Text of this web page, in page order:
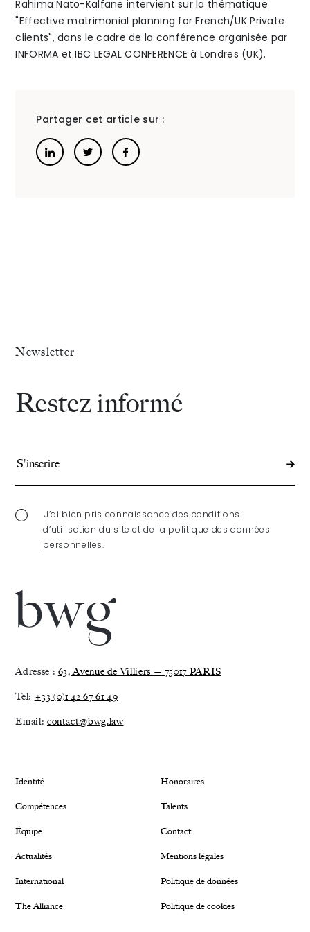
The Alliance
Talents Contact
la
GPA
Rahima Nato-Kalfane intervient sur la thématique
"Effective matrimonial planning for French/UK Private
clients", dans le cadre de la conférence organisée par
INFORMA et IBC LEGAL CONFERENCE à Londres (UK).
Partager cet article sur :
Newsletter
Restez informé
J’ai bien pris connaissance des conditions
d’utilisation du site et de la politique des données
personnelles.
Adresse : 63, Avenue de Villiers — 75017 PARIS
Tel: +33 (0)1 42 67 61 49
Email: contact@bwg.law
Identité
Compétences
Équipe
Actualités
International
The Alliance
Honoraires
Talents
Contact
Mentions légales
Politique de données
Politique de cookies